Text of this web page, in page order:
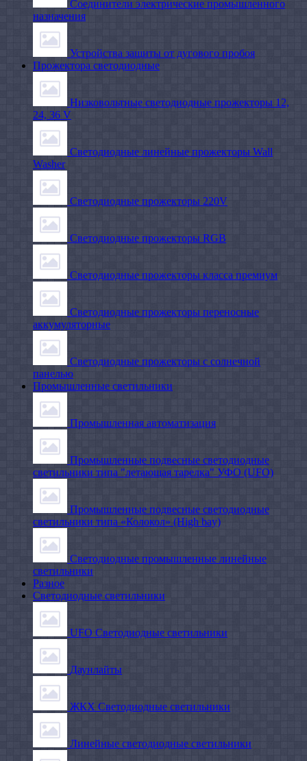
Соединители электрические промышленного
назначения
Устройства защиты от дугового пробоя
Прожектора светодиодные
Низковольтные светодиодные прожекторы 12,
24, 36 V
Светодиодные линейные прожекторы Wall
Washer
Светодиодные прожекторы 220V
Светодиодные прожекторы RGB
Светодиодные прожекторы класса премиум
Светодиодные прожекторы переносные
аккумуляторные
Светодиодные прожекторы с солнечной
панелью
Промышленные светильники
Промышленная автоматизация
Промышленные подвесные cветодиодные
светильники типа "летающая тарелка" УФО (UFO)
Промышленные подвесные cветодиодные
светильники типа «Колокол» (High bay)
Светодиодные промышленные линейные
светильники
Разное
Светодиодные светильники
UFO Светодиодные светильники
Даунлайты
ЖКХ Светодиодные светильники
Линейные светодиодные светильники